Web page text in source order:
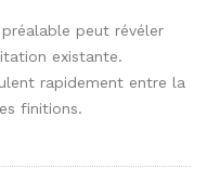
peut révéler
existante.
rapidement entre la
finitions.